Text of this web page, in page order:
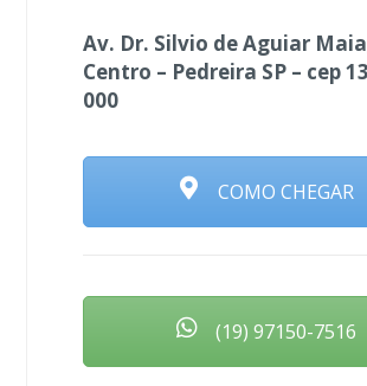
Av. Dr. Silvio de Aguiar
Centro – Pedreira SP – cep
000
COMO CHEGAR
(19) 97150-7516